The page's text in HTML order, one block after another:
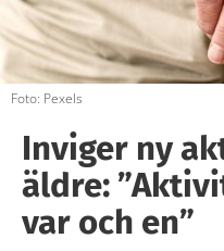
Foto: Pexels
Inviger ny
äldre:
var och en”